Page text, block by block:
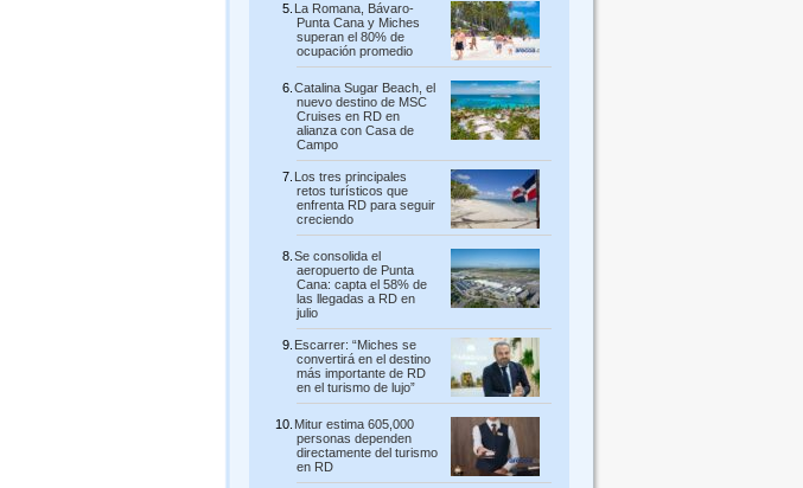
La Romana, Bávaro-
Punta Cana y Miches
superan el 80% de
ocupación promedio
Catalina Sugar Beach, el
nuevo destino de MSC
Cruises en RD en
alianza con Casa de
Campo
Los tres principales
retos turísticos que
enfrenta RD para seguir
creciendo
Se consolida el
aeropuerto de Punta
Cana: capta el 58% de
las llegadas a RD en
julio
Escarrer: “Miches se
convertirá en el destino
más importante de RD
en el turismo de lujo”
Mitur estima 605,000
personas dependen
directamente del turismo
en RD